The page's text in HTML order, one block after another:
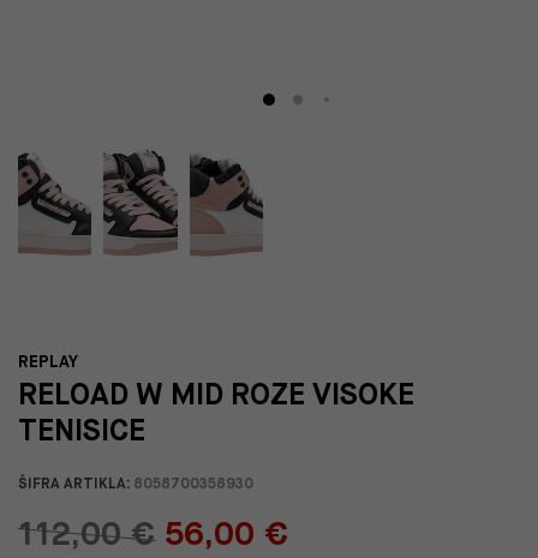
REPLAY
RELOAD W MID ROZE VISOKE
TENISICE
ŠIFRA ARTIKLA: 8058700358930
112,00 € 56,00 €